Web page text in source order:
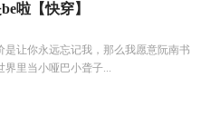
啦【快穿】
是让你永远忘记我，那么我愿意阮南书
界里当小哑巴小聋子...